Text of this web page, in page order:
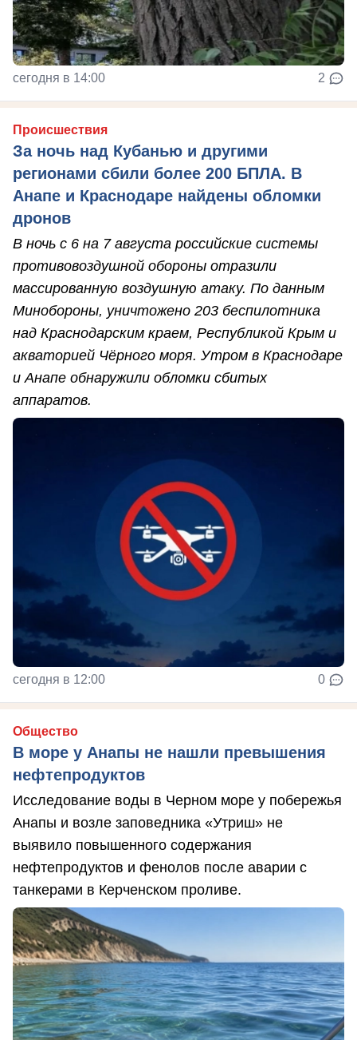
сегодня в 14:00 2
Происшествия
За ночь над Кубанью и другими
регионами сбили более 200 БПЛА. В
Анапе и Краснодаре найдены обломки
дронов
В ночь с 6 на 7 августа российские системы
противовоздушной обороны отразили
массированную воздушную атаку. По данным
Минобороны, уничтожено 203 беспилотника
над Краснодарским краем, Республикой Крым и
акваторией Чёрного моря. Утром в Краснодаре
и Анапе обнаружили обломки сбитых
аппаратов.
сегодня в 12:00 0
Общество
В море у Анапы не нашли превышения
нефтепродуктов
Исследование воды в Черном море у побережья
Анапы и возле заповедника «Утриш» не
выявило повышенного содержания
нефтепродуктов и фенолов после аварии с
танкерами в Керченском проливе.